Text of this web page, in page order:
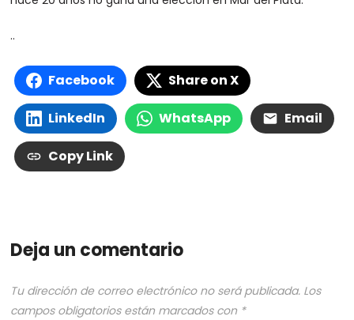
..
Facebook Share on X
LinkedIn WhatsApp Email
Copy Link
Deja un comentario
Tu dirección de correo electrónico no será publicada. Los
campos obligatorios están marcados con *